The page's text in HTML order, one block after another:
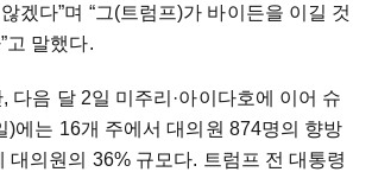
겠다”며 “그(트럼프)가 바이든을 이길 것
고 말했다.
다음 달 2일 미주리·아이다호에 이어 슈
)에는 16개 주에서 대의원 874명의 향방
대의원의 36% 규모다. 트럼프 전 대통령